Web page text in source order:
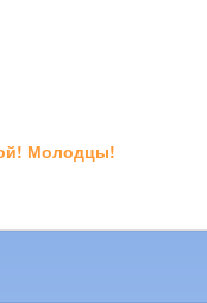
Молодцы!